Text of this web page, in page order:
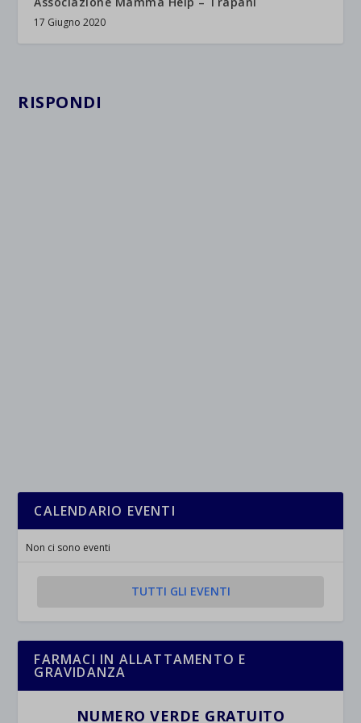
17 Giugno 2020
RISPONDI
CALENDARIO EVENTI
Non ci sono eventi
TUTTI GLI EVENTI
FARMACI IN ALLATTAMENTO E
GRAVIDANZA
NUMERO VERDE GRATUITO